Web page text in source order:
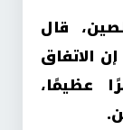
قال
الاتفاق
عظيمًا،